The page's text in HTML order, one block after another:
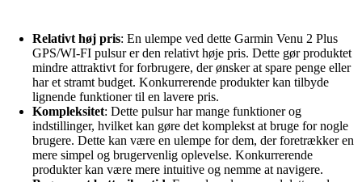
Relativt høj pris: En ulempe ved dette Garmin Venu 2 Plus
GPS/WI-FI pulsur er den relativt høje pris. Dette gør produktet
mindre attraktivt for forbrugere, der ønsker at spare penge eller
har et stramt budget. Konkurrerende produkter kan tilbyde
lignende funktioner til en lavere pris.
Kompleksitet: Dette pulsur har mange funktioner og
indstillinger, hvilket kan gøre det komplekst at bruge for nogle
brugere. Dette kan være en ulempe for dem, der foretrækker en
mere simpel og brugervenlig oplevelse. Konkurrerende
produkter kan være mere intuitive og nemme at navigere.